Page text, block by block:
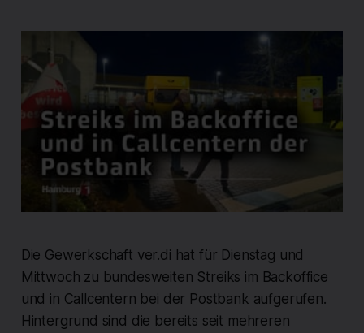
Die Gewerkschaft ver.di hat für Dienstag und
Mittwoch zu bundesweiten Streiks im Backoffice
und in Callcentern bei der Postbank aufgerufen.
Hintergrund sind die bereits seit mehreren